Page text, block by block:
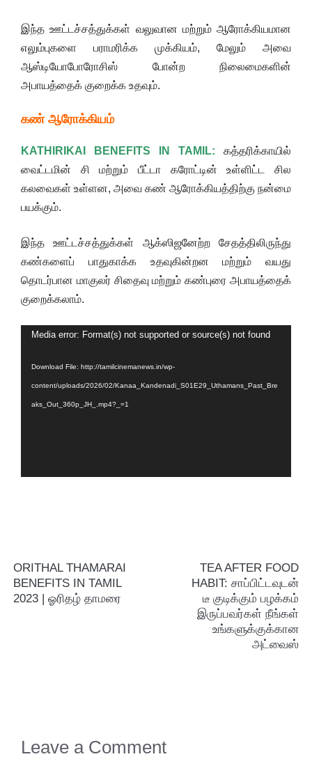
இந்த ஊட்டச்சத்துக்கள் வலுவான மற்றும் ஆரோக்கியமான
எலும்புகளை பராமரிக்க முக்கியம், மேலும் அவை
ஆஸ்டியோபோரோசிஸ் போன்ற நிலைமைகளின்
அபாயத்தைக் குறைக்க உதவும்.
கண் ஆரோக்கியம்
KATHIRIKAI BENEFITS IN TAMIL: கத்தரிக்காயில்
வைட்டமின் சி மற்றும் பீட்டா கரோட்டின் உள்ளிட்ட சில
கலவைகள் உள்ளன, அவை கண் ஆரோக்கியத்திற்கு நன்மை
பயக்கும்.
இந்த ஊட்டச்சத்துக்கள் ஆக்ஸிஜனேற்ற சேதத்திலிருந்து
கண்களைப் பாதுகாக்க உதவுகின்றன மற்றும் வயது
தொடர்பான மாகுலர் சிதைவு மற்றும் கண்புரை அபாயத்தைக்
குறைக்கலாம்.
Video
Media error: Format(s) not supported or source(s) not found
Download File: http://tamilcinemanews.in/wp-
content/uploads/2026/02/Kanaa_Kandenadi_S01E29_Uthamans_Past_Bre
aks_Out_360p_JH_.mp4?_=1
ORITHAL THAMARAI
BENEFITS IN TAMIL
2023 | ஓரிதழ் தாமரை
TEA AFTER FOOD
HABIT: சாப்பிட்டவுடன்
டீ குடிக்கும் பழக்கம்
இருப்பவர்கள் நீங்கள்
உங்களுக்குக்கான
அட்வைஸ்
Leave a Comment